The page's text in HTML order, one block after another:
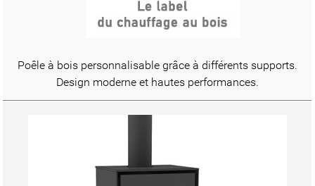
Poêle à bois personnalisable grâce à différents supports.
Design moderne et hautes performances.